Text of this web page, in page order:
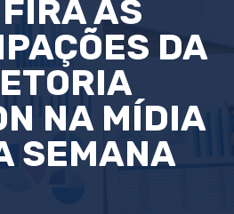
AS
DA
NA MÍDIA
SEMANA